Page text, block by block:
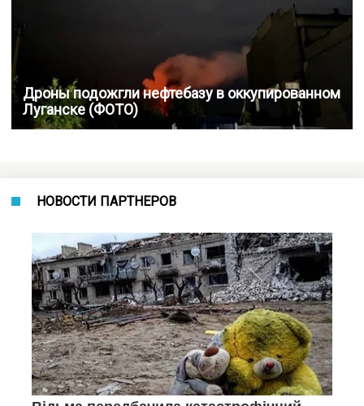
Дроны подожгли нефтебазу в оккупированном
Луганске (ФОТО)
НОВОСТИ ПАРТНЕРОВ